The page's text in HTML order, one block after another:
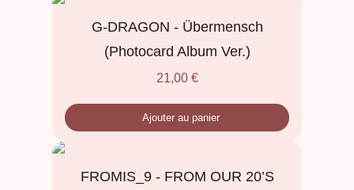
G-DRAGON - Übermensch
(Photocard Album Ver.)
21,00 €
Ajouter au panier
FROMIS_9 - FROM OUR 20’S